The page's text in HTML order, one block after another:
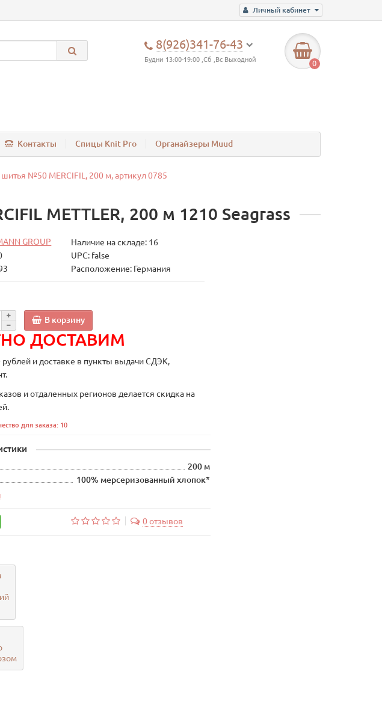
Личный кабинет
8(926)341-76-43
Будни 13:00-19:00 ,Сб ,Вс Выходной 0
Контакты Спицы Knit Pro Органайзеры Muud
№50 MERCIFIL, 200 м, артикул 0785
METTLER, 200 м 1210 Seagrass
GROUP
Наличие на складе: 16
UPC: false
Расположение: Германия
В корзину
ДОСТАВИМ
рублей и доставке в пункты выдачи СДЭК,
и отдаленных регионов делается скидка на
для заказа: 10
200 м
100% мерсеризованный хлопок*
0 отзывов